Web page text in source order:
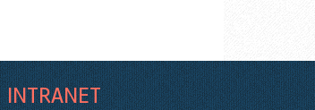
INTRANET